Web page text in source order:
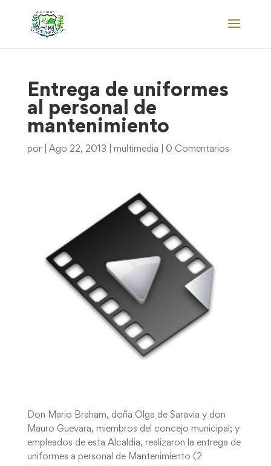
Entrega de uniformes
al personal de
mantenimiento
por Ago 22, 2013 multimedia 0 Comentarios
Don Mario Braham, doña Olga de Saravia y don
Mauro Guevara, miembros del concejo municipal; y
empleados de esta Alcaldia, realizaron la entrega de
uniformes a personal de Mantenimiento (2